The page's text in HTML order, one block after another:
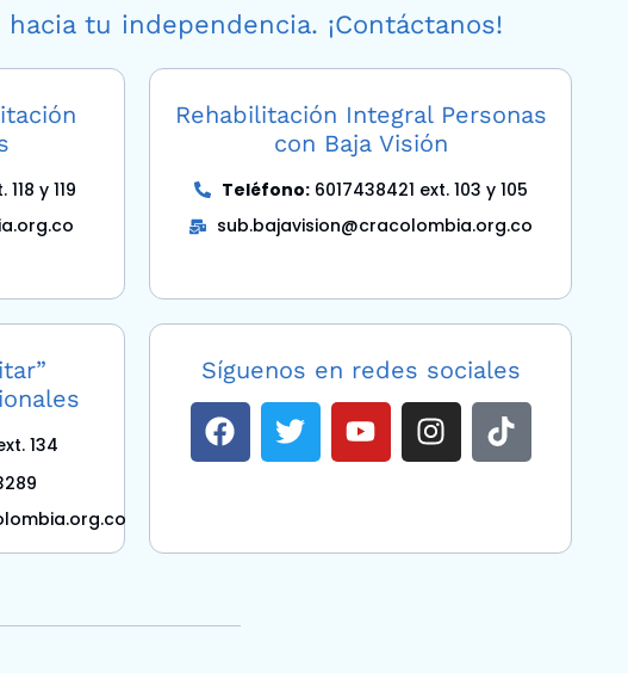
tu independencia. ¡Contáctanos!
y 119
Rehabilitación Integral Personas
con Baja Visión
Teléfono:6017438421 ext. 103 y 105
sub.bajavision@cracolombia.org.co
134
Síguenos en redes sociales